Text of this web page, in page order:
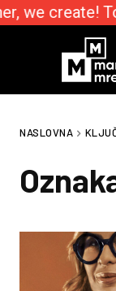
we create!
NASLOVNA